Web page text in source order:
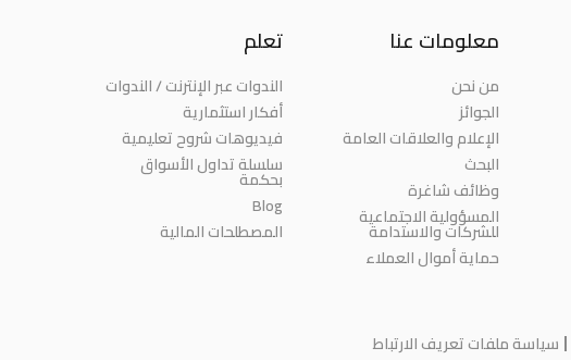
معلومات عنا
من نحن
الجوائز
الإعلام والعلاقات العامة
البحث
وظائف شاغرة
المسؤولية الاجتماعية
للشركات والاستدامة
حماية أموال العملاء
تعلم
الندوات عبر الإنترنت / الندوات
أفكار استثمارية
فيديوهات شروح تعليمية
سلسلة تداول الأسواق
بحكمة
Blog
المصطلحات المالية
سياسة ملفات تعريف الارتباط